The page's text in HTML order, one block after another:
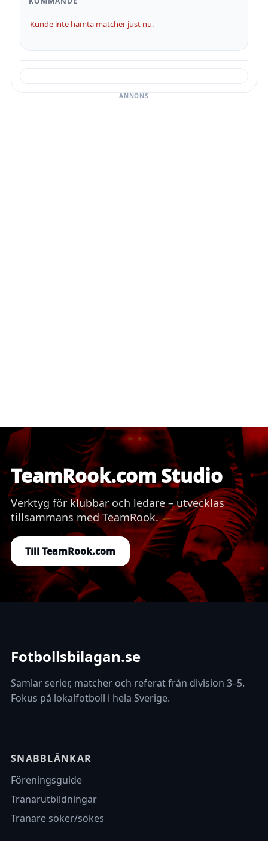
Kunde inte hämta matcher just nu.
ANNONS
TeamRook.com Studio
Verktyg för klubbar och ledare – utvecklas
tillsammans med TeamRook.
Till TeamRook.com
Fotbollsbilagan.se
Samlar serier, matcher och referat från division 3–5.
Fokus på lokalfotboll i hela Sverige.
SNABBLÄNKAR
Föreningsguide
Tränarutbildningar
Tränare söker/sökes